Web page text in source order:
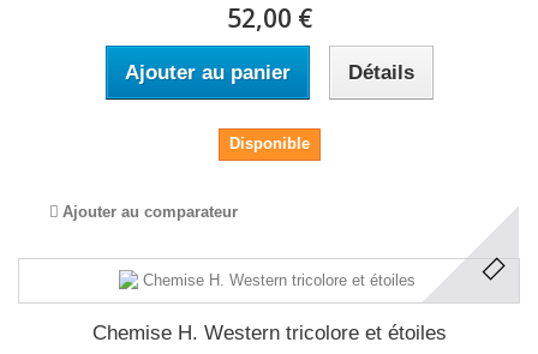
52,00 €
Ajouter au panier Détails
Disponible
Ajouter au comparateur
Chemise H. Western tricolore et étoiles